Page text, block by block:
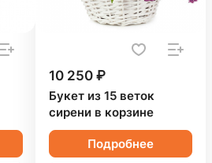
10 250 ₽
Букет из 15 веток
сирени в корзине
Подробнее